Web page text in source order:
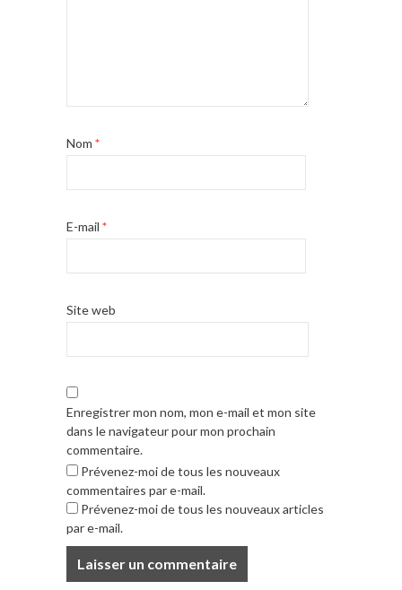
Nom *
E-mail *
Site web
Enregistrer mon nom, mon e-mail et mon site
dans le navigateur pour mon prochain
commentaire.
Prévenez-moi de tous les nouveaux
commentaires par e-mail.
Prévenez-moi de tous les nouveaux articles
par e-mail.